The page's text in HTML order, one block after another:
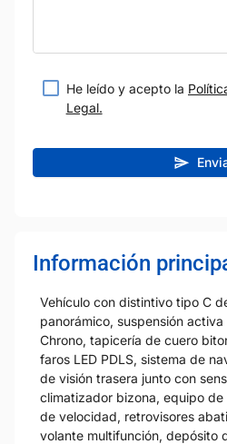
He leído y acepto la
Legal.
Información
Vehículo con distintivo tipo C
panorámico, suspensión
Chrono, tapicería de cuero
faros LED PDLS, sistema de
de visión trasera junto con
climatizador bizona, equipo
de velocidad, retrovisores
volante multifunción, depósito